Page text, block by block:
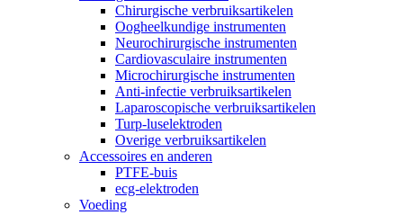
Chirurgische verbruiksartikelen
Oogheelkundige instrumenten
Neurochirurgische instrumenten
Cardiovasculaire instrumenten
Microchirurgische instrumenten
Anti-infectie verbruiksartikelen
Laparoscopische verbruiksartikelen
Turp-luselektroden
Overige verbruiksartikelen
Accessoires en anderen
PTFE-buis
ecg-elektroden
Voeding